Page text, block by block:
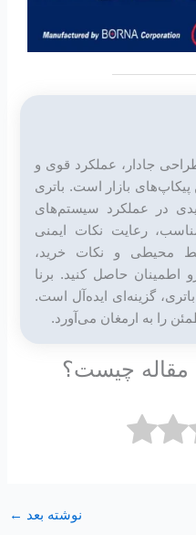
جادار، عملکرد قوی و
پیکاپ‌های بازار است. باتری
در عملکرد سیستم‌های
رعایت نکات ایمنی
محیطی و نکات خرید،
اطمینان حاصل کنید. برنا
گزینه‌ای ایده‌آل است.
را به ارمغان می‌آورد.
مقاله چیست؟
نوشته بعد ←